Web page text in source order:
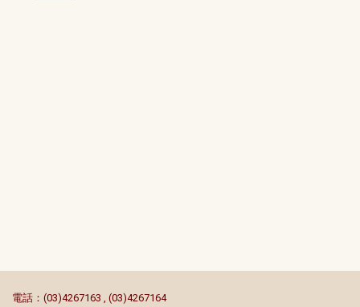
電話：(03)4267163 , (03)4267164